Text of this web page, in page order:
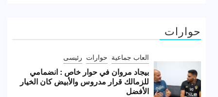
حوارات
العاب جماعية حوارات رئيسى
بيجاد مروان في حوار خاص : انضمامي
للزمالك قرار مدروس والأبيض كان الخيار
الأفضل